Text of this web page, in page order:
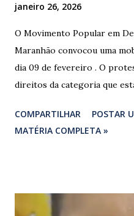
janeiro 26, 2026
O Movimento Popular em
Maranhão convocou uma
dia 09 de fevereiro . O
direitos da categoria que
federais que cortam o
programadas para começar
manifestação busca chamar
COMPARTILHAR
POSTAR
MATÉRIA COMPLETA »